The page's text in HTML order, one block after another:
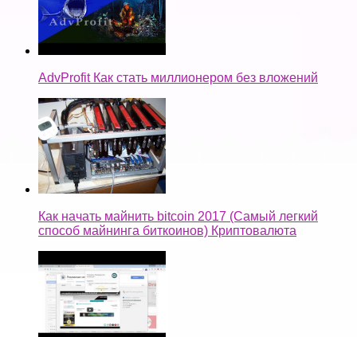
AdvProfit Как стать миллионером без вложений
Как начать майнить bitcoin 2017 (Самый легкий
способ майнинга биткоинов) Криптовалюта